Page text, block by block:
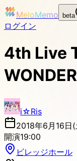
MeloMemo beta
ログイン
4th Live
i☆Ris
2018年6月16日(
開演19:00
ビレッジホール